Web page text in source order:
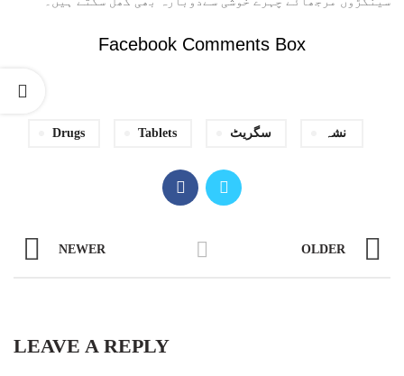
Facebook Comments Box
Drugs Tablets سگریٹ نشہ
NEWER OLDER
LEAVE A REPLY